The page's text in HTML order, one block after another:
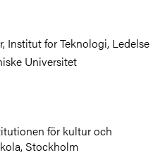
Institut for Teknologi, Ledelse
Universitet
för kultur och
Stockholm